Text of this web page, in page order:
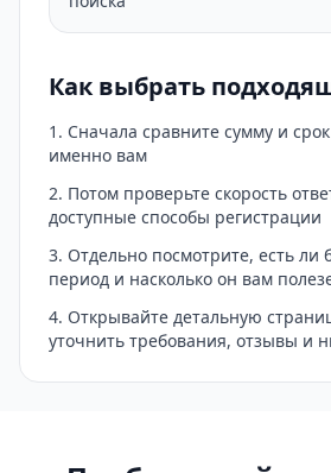
Как выбрать
Сначала сравните сумму и
именно вам
Потом проверьте скорость
доступные способы регистрации
Отдельно посмотрите, есть ли
период и насколько он вам
Открывайте детальную
уточнить требования, отзывы и